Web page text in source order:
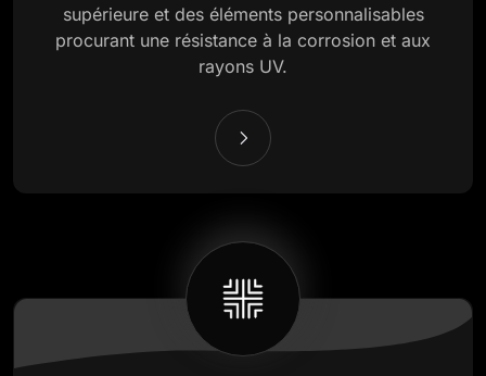
supérieure et des éléments personnalisables
procurant une résistance à la corrosion et aux
rayons UV.